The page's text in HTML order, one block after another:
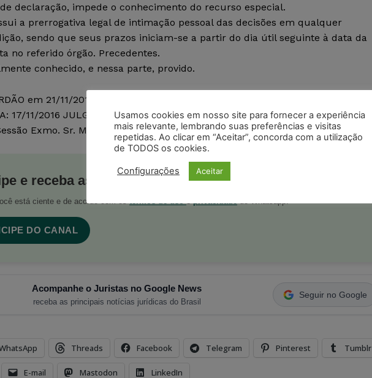
declaração, impede o conhecimento do recurso especial.
a prerrogativa legal de intimação pessoal das decisões em qualquer
sendo que seus prazos iniciam-se a partir do dia útil seguinte à data da
no referido órgão. Precedentes.
conhecido, e nessa parte, provido.
em 21/11/2016;
17/11/2016 JULGADO: 17/11/2016; Relatora Exma. Sra. Ministra NANCY
Exmo. Sr. Ministro MARCO AURÉLIO BELLIZZE)
e receba as postagens diárias do Portal Juristas.
está ciente e de acordo com ostermos de usoeprivacidadedo Whatsapp.
DO CANAL
Acompanhe o Juristas no Google News
receba as principais notícias jurídicas do Brasil
Seguir no Google
Threads Facebook Telegram Pinterest Tumblr
E-mail Mastodon LinkedIn
Usamos cookies em nosso site para fornecer a experiência
mais relevante, lembrando suas preferências e visitas
repetidas. Ao clicar em “Aceitar”, concorda com a utilização
de TODOS os cookies.
Configurações Aceitar